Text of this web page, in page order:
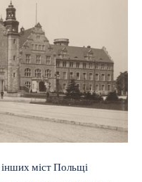
міст Польщі